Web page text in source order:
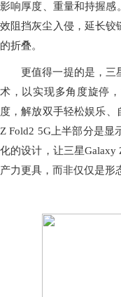
影响厚度、重量和持握感
效阻挡灰尘入侵，延长铰
的折叠。
更值得一提的是，三
术，以实现多角度旋停
度，解放双手轻松娱乐
Z Fold2 5G上半部分是
化的设计，让三星Galaxy
产力更具，而非仅仅是形